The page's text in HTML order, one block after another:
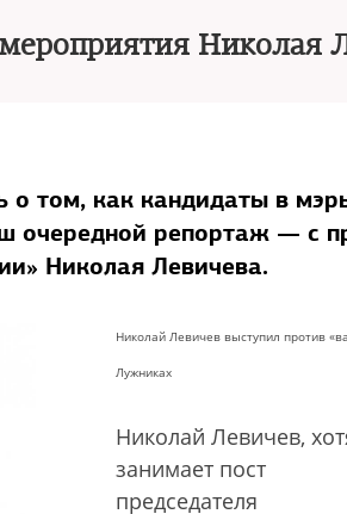
Николая
о том, как кандидаты в
очередной репортаж — с
Николая Левичева.
Николай Левичев выступил против
Лужниках
Николай Левичев,
занимает пост
председателя